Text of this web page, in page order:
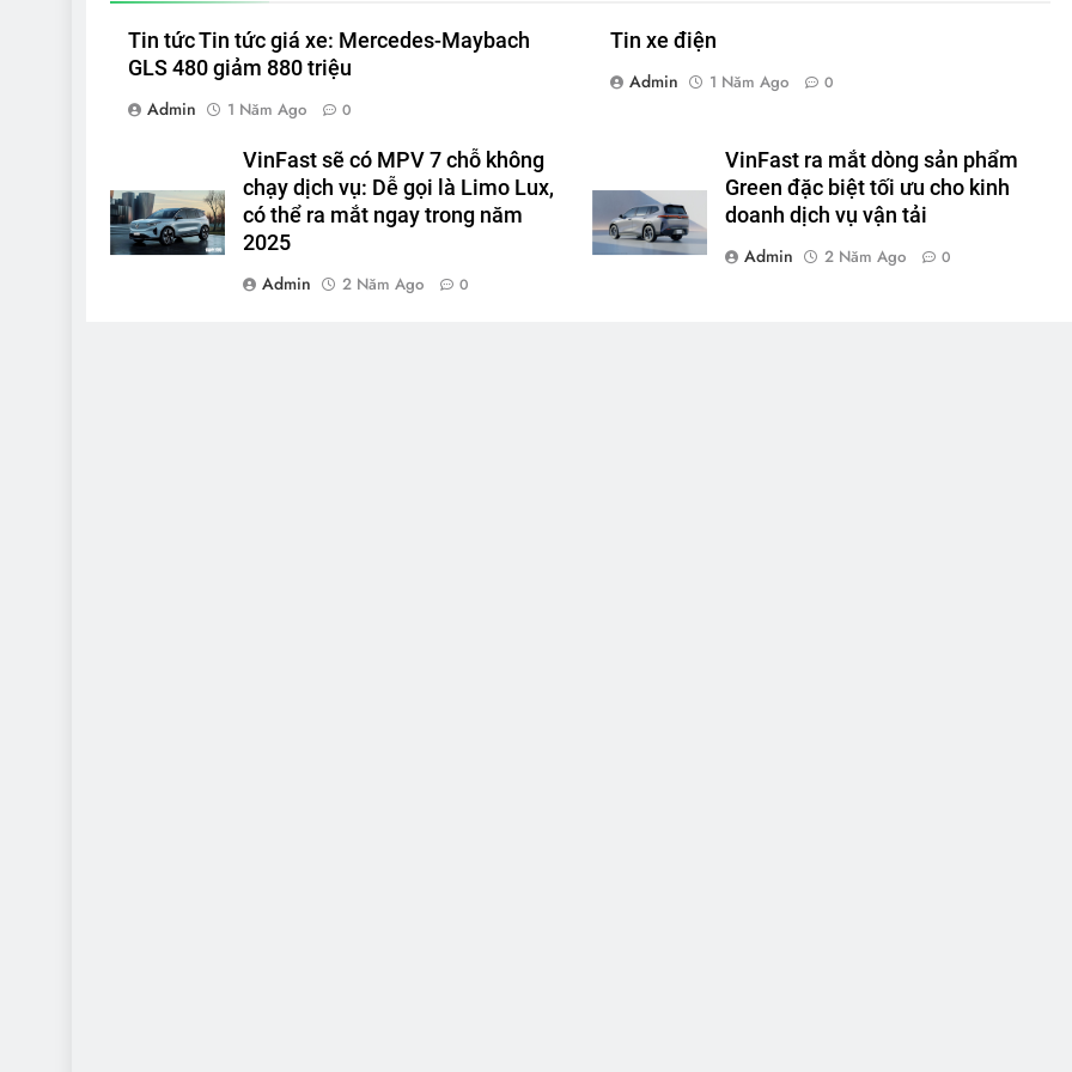
Tin tức Tin tức giá xe: Mercedes-Maybach
GLS 480 giảm 880 triệu
Admin
1 Năm Ago 0
Tin xe điện
Admin
1 Năm Ago 0
VinFast sẽ có MPV 7 chỗ không
chạy dịch vụ: Dễ gọi là Limo Lux,
có thể ra mắt ngay trong năm
2025
Admin
2 Năm Ago 0
VinFast ra mắt dòng sản phẩm
Green đặc biệt tối ưu cho kinh
doanh dịch vụ vận tải
Admin
2 Năm Ago 0